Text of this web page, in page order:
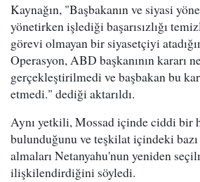
Kaynağın, "Başbakanın ve siyasi
yönetirken işlediği başarısızlığı
görevi olmayan bir siyasetçiyi
Operasyon, ABD başkanının kararı
gerçekleştirilmedi ve başbakan bu
etmedi." dediği aktarıldı.
Aynı yetkili, Mossad içinde ciddi bir
bulunduğunu ve teşkilat içindeki
almaları Netanyahu'nun yeniden
ilişkilendirdiğini söyledi.